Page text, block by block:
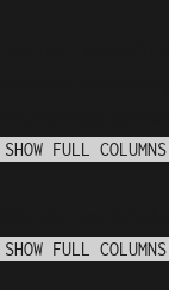
SHOW FULL
SHOW FULL